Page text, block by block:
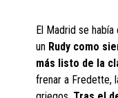
El Madrid se
un Rudy como
más listo de la
frenar a Fredette,